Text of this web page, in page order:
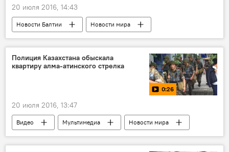
20 июля 2016, 14:43
Новости Балтии
Новости мира
Новости Латвии
Уехать нельзя остаться
Полиция Казахстана обыскала
квартиру алма-атинского стрелка
0:26
20 июля 2016, 13:47
Видео Мультимедиа Новости мира